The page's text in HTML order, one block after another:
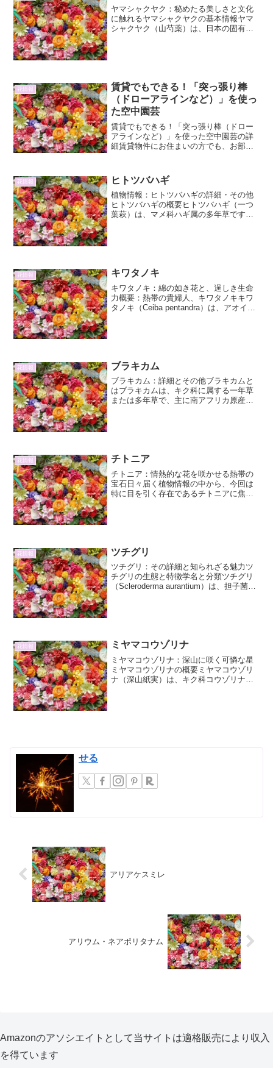
ヤマシャクヤク：秘めたる美しさと文化
に触れるヤマシャクヤクの基本情報ヤマ
シャクヤク（山芍薬）は、日本の固有種
花情報
賃貸でもできる！「突っ張り棒
（ドローアラインなど）」を使っ
た空中園芸
賃貸でもできる！「突っ張り棒（ドロー
アラインなど）」を使った空中園芸の詳
細賃貸物件にお住まいの方でも、お部屋
です。特別な工事も不要で、壁を傷つけ
る心配もないため、気軽に...
花情報 ヒトツバハギ
植物情報：ヒトツバハギの詳細・その他
ヒトツバハギの概要ヒトツバハギ（一つ
葉萩）は、マメ科ハギ属の多年草です。
花情報 キワタノキ
キワタノキ：綿の如き花と、逞しき生命
力概要：熱帯の貴婦人、キワタノキキワ
タノキ（Ceiba pentandra）は、アオイ科
花情報 ブラキカム
ブラキカム：詳細とその他ブラキカムと
はブラキカムは、キク科に属する一年草
または多年草で、主に南アフリカ原産の
花情報 チトニア
チトニア：情熱的な花を咲かせる熱帯の
宝石日々届く植物情報の中から、今回は
特に目を引く存在であるチトニアに焦点
花情報 ツチグリ
ツチグリ：その詳細と知られざる魅力ツ
チグリの生態と特徴学名と分類ツチグリ
（Scleroderma aurantium）は、担子菌門
花情報 ミヤマコウゾリナ
ミヤマコウゾリナ：深山に咲く可憐な星
ミヤマコウゾリナの概要ミヤマコウゾリ
ナ（深山紙実）は、キク科コウゾリナ属
せる
アリアケスミレ
アリウム・ネアポリタナム
Amazonのアソシエイトとして当サイトは適格販売により収入
を得ています